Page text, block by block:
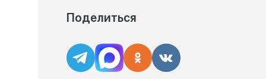
Поделиться